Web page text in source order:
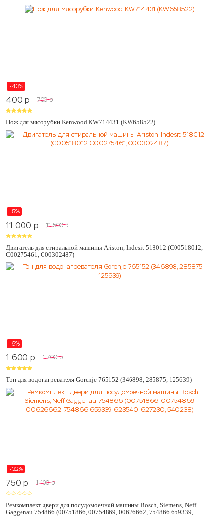
-43%
400 p 700 p
Нож для мясорубки Kenwood KW714431 (KW658522)
-5%
11 000 p 11 500 p
Двигатель для стиральной машины Ariston, Indesit 518012 (C00518012,
C00275461, C00302487)
-6%
1 600 p 1 700 p
Тэн для водонагревателя Gorenje 765152 (346898, 285875, 125639)
-32%
750 p 1 100 p
Ремкомплект двери для посудомоечной машины Bosch, Siemens, Neff,
Gaggenau 754866 (00751866, 00754869, 00626662, 754866 659339,